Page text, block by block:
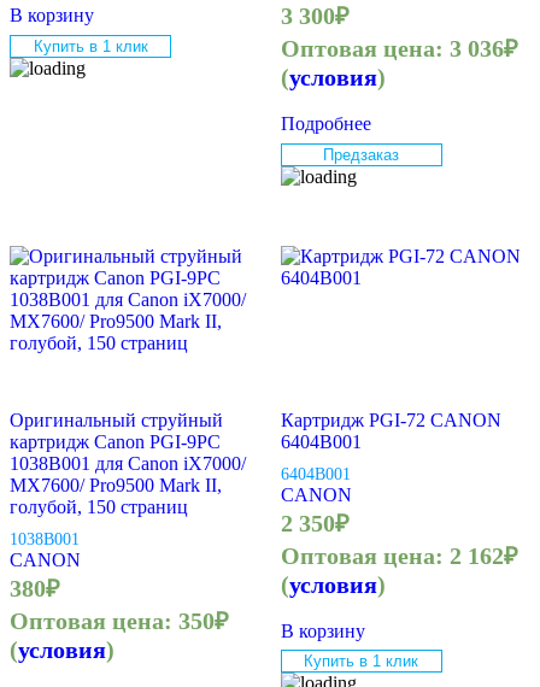
В корзину
Купить в 1 клик
3 300₽
Оптовая цена: 3 036₽
(условия)
Подробнее
Предзаказ
Оригинальный струйный
картридж Canon PGI-9PC
1038B001 для Canon iX7000/
MX7600/ Pro9500 Mark II,
голубой, 150 страниц
1038B001
CANON
380₽
Оптовая цена: 350₽
(условия)
Картридж PGI-72 CANON
6404B001
6404B001
CANON
2 350₽
Оптовая цена: 2 162₽
(условия)
В корзину
Купить в 1 клик